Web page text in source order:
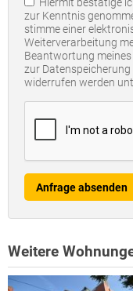
Hiermit bestätige
zur Kenntnis
stimme einer
Weiterverarbeitung
Beantwortung
zur
widerrufen werden
Anfrage absenden
Weitere